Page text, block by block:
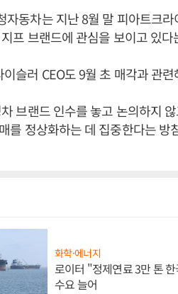
자동차는 지난 8월 말 피아트크
프 브랜드에 관심을 보이고 있
슬러 CEO도 9월 초 매각과 관
브랜드 인수를 놓고 논의하지
를 정상화하는 데 집중한다는
화학·에너지
로이터 "정제연료 3만 톤
수요 늘어